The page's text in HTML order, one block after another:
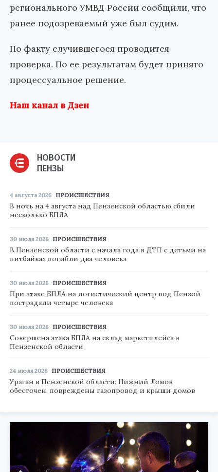
регионального УМВД России сообщили, что
ранее подозреваемый уже был судим.
По факту случившегося проводится
проверка. По ее результатам будет принято
процессуальное решение.
Наш канал в Дзен
НОВОСТИ
ПЕНЗЫ
4 августа 2026 ПРОИСШЕСТВИЯ
В ночь на 4 августа над Пензенской областью сбили
несколько БПЛА
30 июля 2026 ПРОИСШЕСТВИЯ
В Пензенской области с начала года в ДТП с детьми на
питбайках погибли два человека
30 июля 2026 ПРОИСШЕСТВИЯ
При атаке БПЛА на логистический центр под Пензой
пострадали четыре человека
30 июля 2026 ПРОИСШЕСТВИЯ
Совершена атака БПЛА на склад маркетплейса в
Пензенской области
24 июля 2026 ПРОИСШЕСТВИЯ
Ураган в Пензенской области: Нижний Ломов
обесточен, повреждены газопровод и крыши домов